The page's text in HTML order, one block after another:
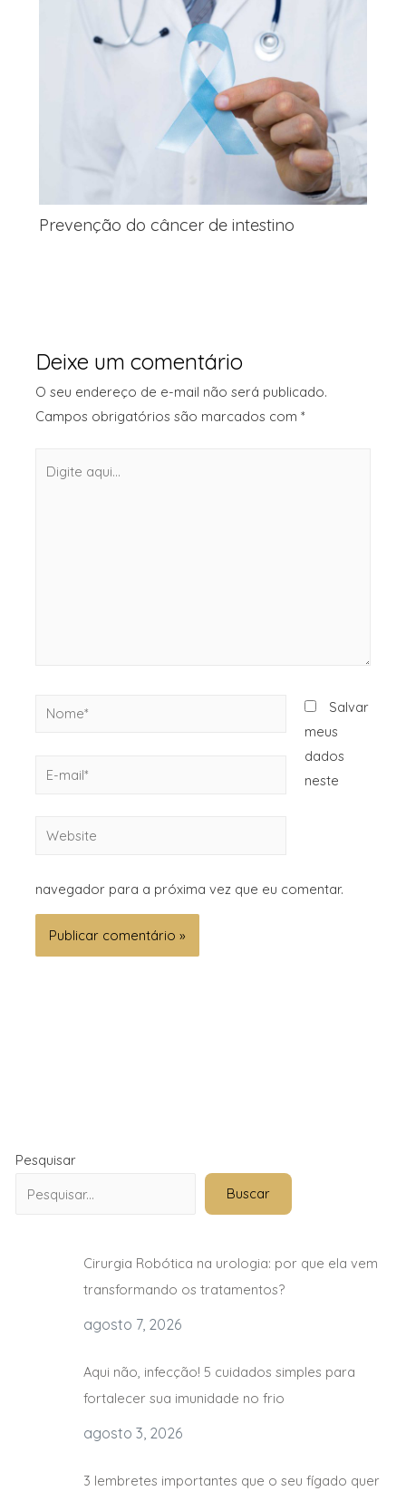
Prevenção do câncer de intestino
Deixe um comentário
O seu endereço de e-mail não será publicado.
Campos obrigatórios são marcados com*
Salvar
meus
dados
neste
navegador para a próxima vez que eu comentar.
Pesquisar
Buscar
Cirurgia Robótica na urologia: por que ela vem
transformando os tratamentos?
agosto 7, 2026
Aqui não, infecção! 5 cuidados simples para
fortalecer sua imunidade no frio
agosto 3, 2026
3 lembretes importantes que o seu fígado quer